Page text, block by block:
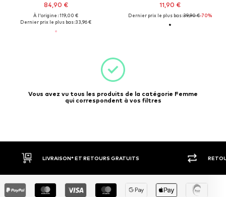
84,90 €
À l'origine : 119,00 €
Dernier prix le plus bas :33,96 €
11,90 €
Dernier prix le plus bas :39,90 €-70%
Vous avez vu tous les produits de la catégorie Femme
qui correspondent à vos filtres
LIVRAISON* ET RETOURS GRATUITS